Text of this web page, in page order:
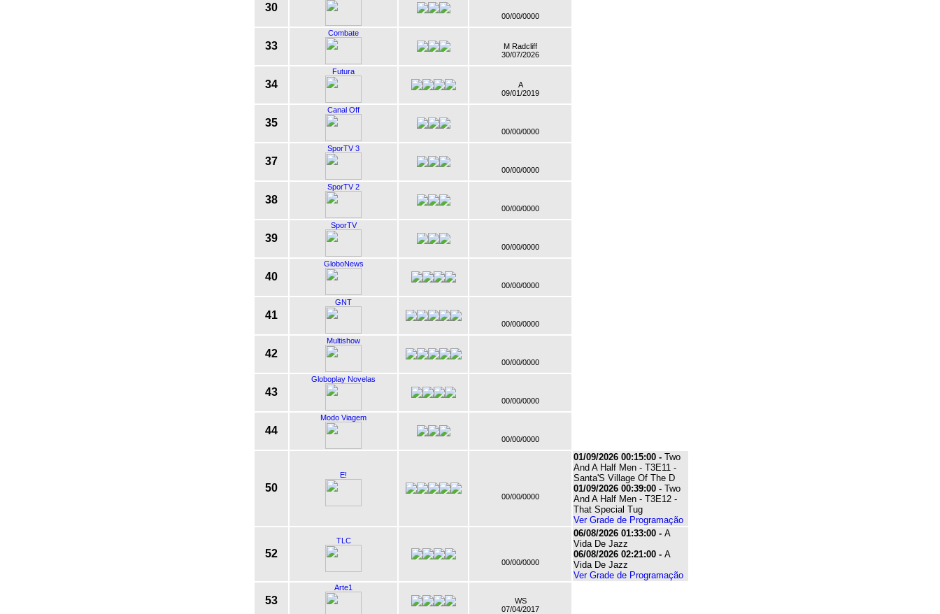
30
00/00/0000
33
Combate
M Radcliff
30/07/2026
34
Futura
A
09/01/2019
35
Canal Off
00/00/0000
37
SporTV 3
00/00/0000
38
SporTV 2
00/00/0000
39
SporTV
00/00/0000
40
GloboNews
00/00/0000
41
GNT
00/00/0000
42
Multishow
00/00/0000
43
Globoplay Novelas
00/00/0000
44
Modo Viagem
00/00/0000
50
E!
00/00/0000
01/09/2026 00:15:00 - Two
And A Half Men - T3E11 -
Santa'S Village Of The D
01/09/2026 00:39:00 - Two
And A Half Men - T3E12 -
That Special Tug
Ver Grade de Programação
52
TLC
00/00/0000
06/08/2026 01:33:00 - A
Vida De Jazz
06/08/2026 02:21:00 - A
Vida De Jazz
Ver Grade de Programação
53
Arte1
WS
07/04/2017